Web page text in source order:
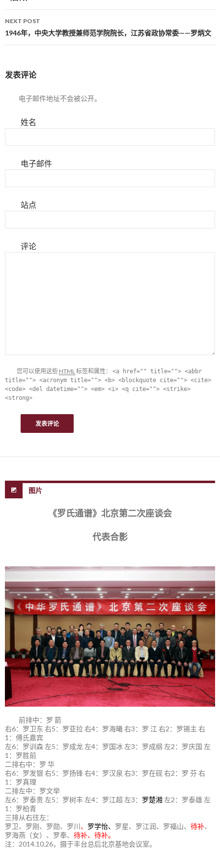
NEXT POST
1946年，中央大学教授兼师范学院院长，江苏省政协常委——罗炳文
发表评论
电子邮件地址不会被公开。
姓名
电子邮件
站点
评论
您可以使用这些 HTML标签和属性： <a href="" title=""> <abbr
title=""> <acronym title=""> <b> <blockquote cite=""> <cite>
<code> <del datetime=""> <em> <i> <q cite=""> <strike>
<strong>
图片
《罗氏通谱》北京第二次座谈会
代表合影
前排中：罗 箭
右6：罗卫东 右5：罗亚拉 右4：罗海曦 右3：罗 江 右2：罗锡主 右
1：傅氏嘉宾
左6：罗训森 左5：罗成龙 左4：罗国冰 左3：罗成纲 左2：罗庆国 左
1：罗胜前
二排右中：罗 华
右6：罗发银 右5：罗扬锋 右4：罗汉泉 右3：罗在砚 右2：罗 芬 右
1：罗真理
二排左中：罗文举
左6：罗泰贵 左5：罗树丰 左4：罗江超 左3： 罗楚湘 左2：罗泰雄 左
1：罗柏青
三排从右往左：
罗卫、罗刚、罗勋、罗川 、 罗学怡、 罗星、罗江润、罗福山、 待补、
罗海燕（女）、罗奉、 待补、待补。
注：2014.10.26，摄于丰台总后北京基地会议室。